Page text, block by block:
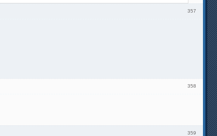
357
358
359